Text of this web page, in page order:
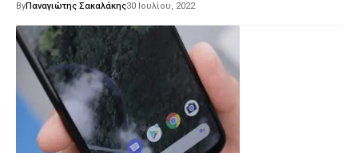
ByΠαναγιώτης Σακαλάκης30 Ιουλίου, 2022